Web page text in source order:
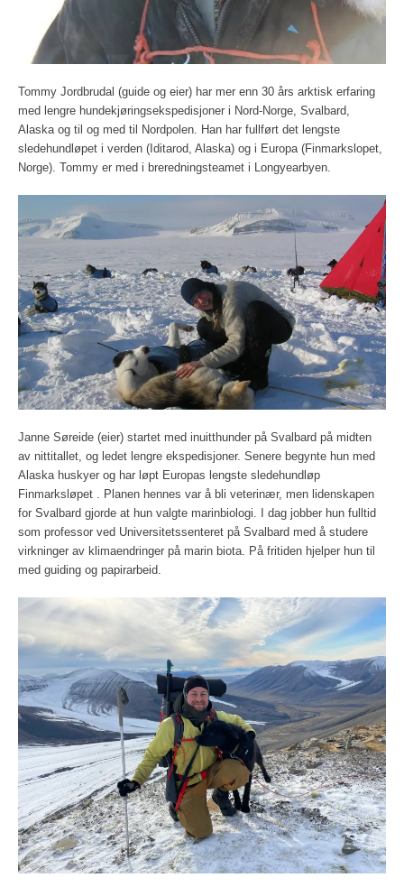
Tommy Jordbrudal (guide og eier) har mer enn 30 års arktisk erfaring
med lengre hundekjøringsekspedisjoner i Nord-Norge, Svalbard,
Alaska og til og med til Nordpolen. Han har fullført det lengste
sledehundløpet i verden (Iditarod, Alaska) og i Europa (Finmarkslopet,
Norge). Tommy er med i breredningsteamet i Longyearbyen.
Janne Søreide (eier) startet med inuitthunder på Svalbard på midten
av nittitallet, og ledet lengre ekspedisjoner. Senere begynte hun med
Alaska huskyer og har løpt Europas lengste sledehundløp
Finmarksløpet . Planen hennes var å bli veterinær, men lidenskapen
for Svalbard gjorde at hun valgte marinbiologi. I dag jobber hun fulltid
som professor ved Universitetssenteret på Svalbard med å studere
virkninger av klimaendringer på marin biota. På fritiden hjelper hun til
med guiding og papirarbeid.